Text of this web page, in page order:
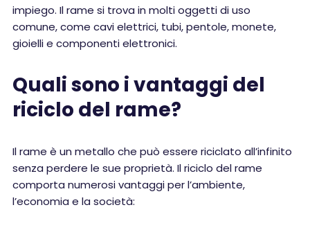
impiego. Il rame si trova in molti oggetti di uso
comune, come cavi elettrici, tubi, pentole, monete,
gioielli e componenti elettronici.
Quali sono i vantaggi del
riciclo del rame?
Il rame è un metallo che può essere riciclato all’infinito
senza perdere le sue proprietà. Il riciclo del rame
comporta numerosi vantaggi per l’ambiente,
l’economia e la società: